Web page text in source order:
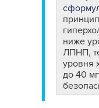
ниже
ЛПНП,
уровня
до 40